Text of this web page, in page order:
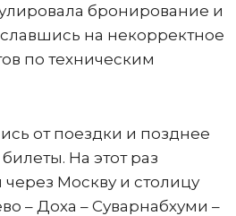
бронирование и
на некорректное
по техническим
от поездки и позднее
На этот раз
Москву и столицу
– Доха – Суварнабхуми –